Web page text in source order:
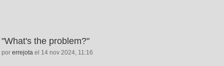
"What's the problem?"
por errejota el 14 nov 2024, 11:16